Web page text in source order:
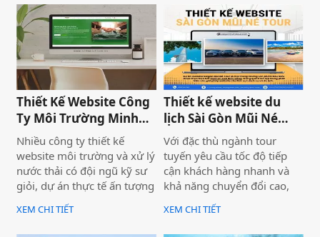
cao cấp tại địa chỉ
saigonadventure.com. Dự
án không chỉ giúp SaiGon
Adventure khẳng định vị
thế dẫn đầu trong mảng
tour trải nghiệm Sài Gòn &
Việt Nam mà còn là minh
chứng cho năng lực công
nghệ và tư duy UX/UI hiện
đại từ Biển Vàng.
dung đều trở nên vô nghĩa.
Vấn đề không nằm ở nội
dung hay thiếu ngân sách
quảng cáo — mà nằm ngay
ở nền tảng: website chưa
được thiết kế chuẩn SEO
2026 từ đầu.
Thiết Kế Website Công
Ty Môi Trường Minh
Đạt - Lâm Đồng
Nhiều công ty thiết kế
website môi trường và xử lý
nước thải có đội ngũ kỹ sư
giỏi, dự án thực tế ấn tượng
— nhưng website lại sơ sài,
tải chậm, không có trên
XEM CHI TIẾT
Thiết kế website du
lịch Sài Gòn Mũi Né
Tour
Với đặc thù ngành tour
tuyến yêu cầu tốc độ tiếp
cận khách hàng nhanh và
khả năng chuyển đổi cao,
dự án không chỉ được xây
dựng như một website giới
XEM CHI TIẾT